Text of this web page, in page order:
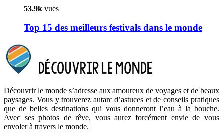
53.9k vues
Top 15 des meilleurs festivals dans le monde
Découvrir le monde s’adresse aux amoureux de voyages et de beaux
paysages. Vous y trouverez autant d’astuces et de conseils pratiques
que de belles destinations qui vous donneront l’eau à la bouche.
Avec ses photos de rêve, vous aurez forcément envie de vous
envoler à travers le monde.